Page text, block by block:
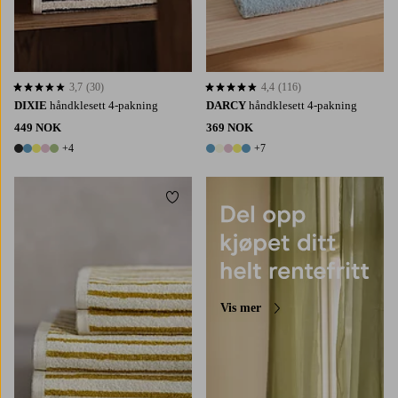
DIXIE håndklesett 4-pakning
449 NOK
9 farger
+4
3,7 basert på 30 karaktergivninger
3,7 (30)
DARCY håndklesett 4-pakning
369 NOK
12 farger
+7
4,4 basert på 116 karaktergivninger
4,4 (116)
Legg til favoritter
Vis mer